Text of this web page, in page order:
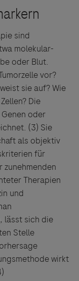
sind
molekular-
oder Blut.
vor?
sie auf? Wie
Die
oder
(3) Sie
als objektiv
für
Therapien
und
lässt sich die
Stelle
wirkt